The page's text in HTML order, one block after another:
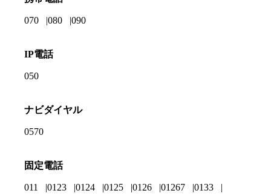
070 080 090
IP電話
050
ナビダイヤル
0570
固定電話
011 0123 0124 0125 0126 01267
0133